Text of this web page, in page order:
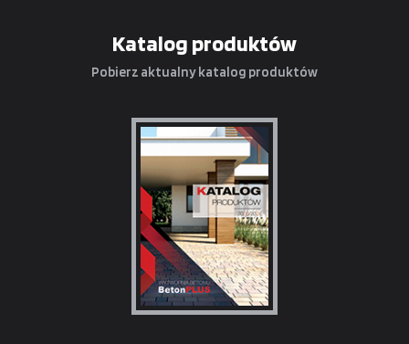
Katalog produktów
Pobierz aktualny katalog produktów